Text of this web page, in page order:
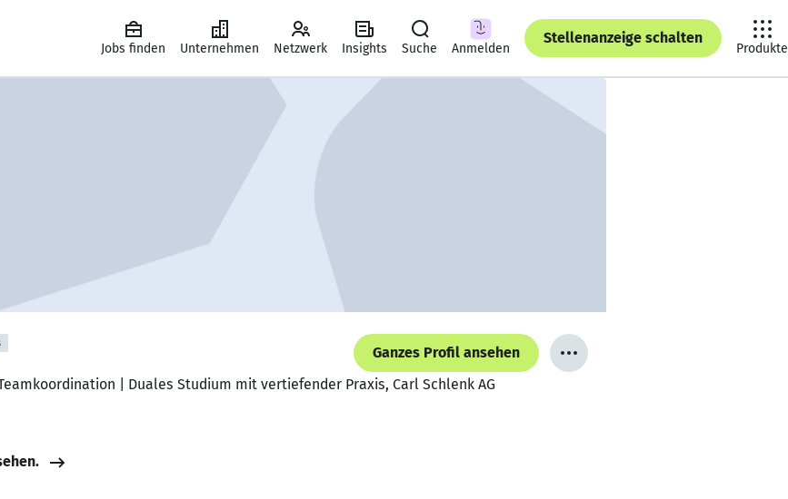
Jobs finden Unternehmen Netzwerk Insights Suche Anmelden
Stellenanzeige schalten
Produkte
Ganzes Profil ansehen
| Duales Studium mit vertiefender Praxis, Carl Schlenk AG